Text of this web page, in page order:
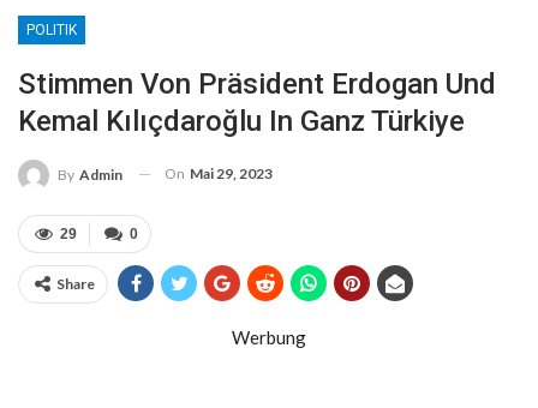
POLITIK
Stimmen Von Präsident Erdogan Und
Kemal Kılıçdaroğlu In Ganz Türkiye
By Admin On Mai 29, 2023
0
29
Share
Werbung